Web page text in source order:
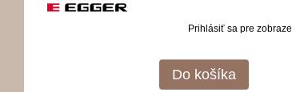
Prihlásiť sa pre
Do košíka